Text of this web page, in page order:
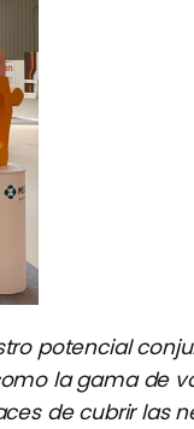
potencial
la gama de
de cubrir las